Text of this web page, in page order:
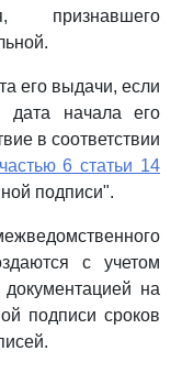
признавшего
его выдачи, если
дата начала его
в соответствии
частью 6 статьи 14
подписи".
с учетом
документацией на
подписи сроков